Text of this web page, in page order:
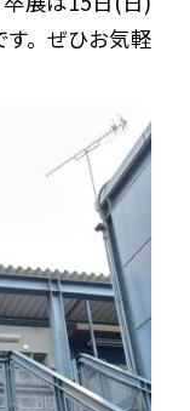
。ぜひお気軽